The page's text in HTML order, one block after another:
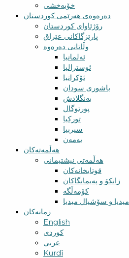
خۆبەخشی
دەرەوەی هەرێمی کوردستان
رۆژئاوای کوردستان
پارێزگاکانی عێراق
وڵاتانی دەرەوە
ئەلمانیا
ئوسترالیا
ئۆکرانیا
باشوری سودان
بەنگلادش
پورتوگال
تورکیا
سیربیا
یەمەن
هەڵمەتەکان
هەڵمەتی نیشتیمانی
قوتابخانەکان
زانکۆ و پەیمانگاکان
کۆمەڵگە
میدیا و سۆشیال میدیا
زمانەکان
English
کوردی
عربي
Kurdî